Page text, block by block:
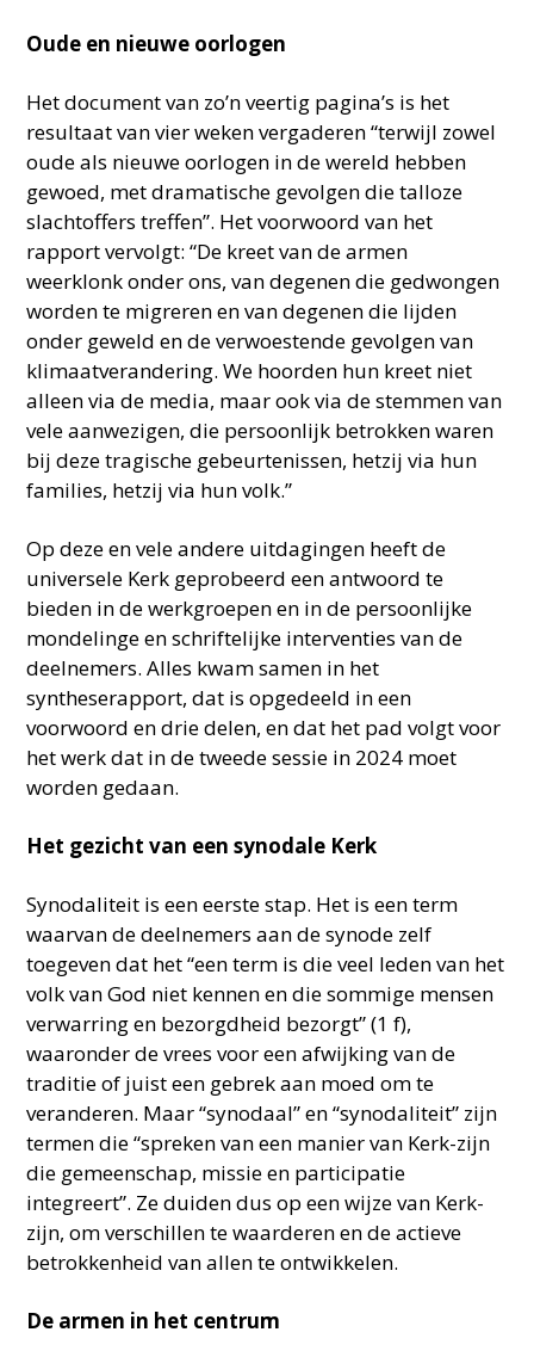
Oude en nieuwe oorlogen
Het document van zo’n veertig pagina’s is het
resultaat van vier weken vergaderen “terwijl zowel
oude als nieuwe oorlogen in de wereld hebben
gewoed, met dramatische gevolgen die talloze
slachtoffers treffen”. Het voorwoord van het
rapport vervolgt: “De kreet van de armen
weerklonk onder ons, van degenen die gedwongen
worden te migreren en van degenen die lijden
onder geweld en de verwoestende gevolgen van
klimaatverandering. We hoorden hun kreet niet
alleen via de media, maar ook via de stemmen van
vele aanwezigen, die persoonlijk betrokken waren
bij deze tragische gebeurtenissen, hetzij via hun
families, hetzij via hun volk.”
Op deze en vele andere uitdagingen heeft de
universele Kerk geprobeerd een antwoord te
bieden in de werkgroepen en in de persoonlijke
mondelinge en schriftelijke interventies van de
deelnemers. Alles kwam samen in het
syntheserapport, dat is opgedeeld in een
voorwoord en drie delen, en dat het pad volgt voor
het werk dat in de tweede sessie in 2024 moet
worden gedaan.
Het gezicht van een synodale Kerk
Synodaliteit is een eerste stap. Het is een term
waarvan de deelnemers aan de synode zelf
toegeven dat het “een term is die veel leden van het
volk van God niet kennen en die sommige mensen
verwarring en bezorgdheid bezorgt” (1 f),
waaronder de vrees voor een afwijking van de
traditie of juist een gebrek aan moed om te
veranderen. Maar “synodaal” en “synodaliteit” zijn
termen die “spreken van een manier van Kerk-zijn
die gemeenschap, missie en participatie
integreert”. Ze duiden dus op een wijze van Kerk-
zijn, om verschillen te waarderen en de actieve
betrokkenheid van allen te ontwikkelen.
De armen in het centrum